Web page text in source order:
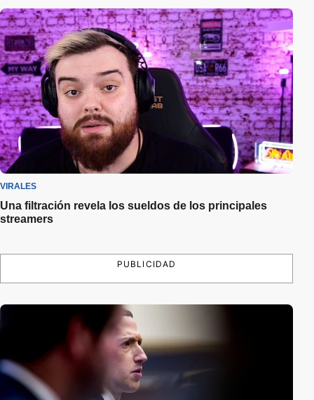
VIRALES
Una filtración revela los sueldos de los principales
streamers
PUBLICIDAD